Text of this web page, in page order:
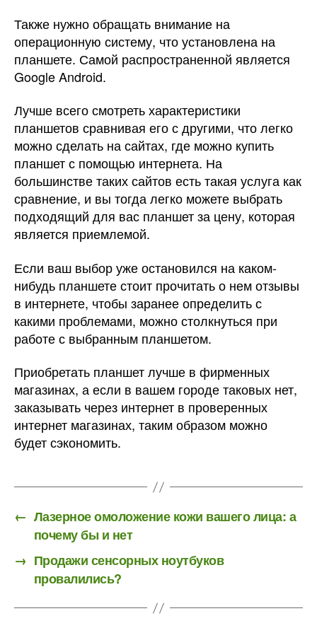
Также нужно обращать внимание на
операционную систему, что установлена на
планшете. Самой распространенной является
Google Android.
Лучше всего смотреть характеристики
планшетов сравнивая его с другими, что легко
можно сделать на сайтах, где можно купить
планшет с помощью интернета. На
большинстве таких сайтов есть такая услуга как
сравнение, и вы тогда легко можете выбрать
подходящий для вас планшет за цену, которая
является приемлемой.
Если ваш выбор уже остановился на каком-
нибудь планшете стоит прочитать о нем отзывы
в интернете, чтобы заранее определить с
какими проблемами, можно столкнуться при
работе с выбранным планшетом.
Приобретать планшет лучше в фирменных
магазинах, а если в вашем городе таковых нет,
заказывать через интернет в проверенных
интернет магазинах, таким образом можно
будет сэкономить.
← Лазерное омоложение кожи вашего лица: а
почему бы и нет
→ Продажи сенсорных ноутбуков
провалились?